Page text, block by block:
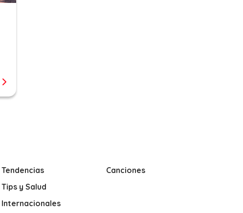
Tendencias
Tips y Salud
Internacionales
Canciones